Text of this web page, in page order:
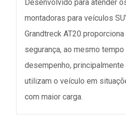
Desenvolvido para atender
montadoras para veículos
Grandtreck AT20
segurança, ao mesmo
desempenho,
utilizam o veículo em
com maior carga.